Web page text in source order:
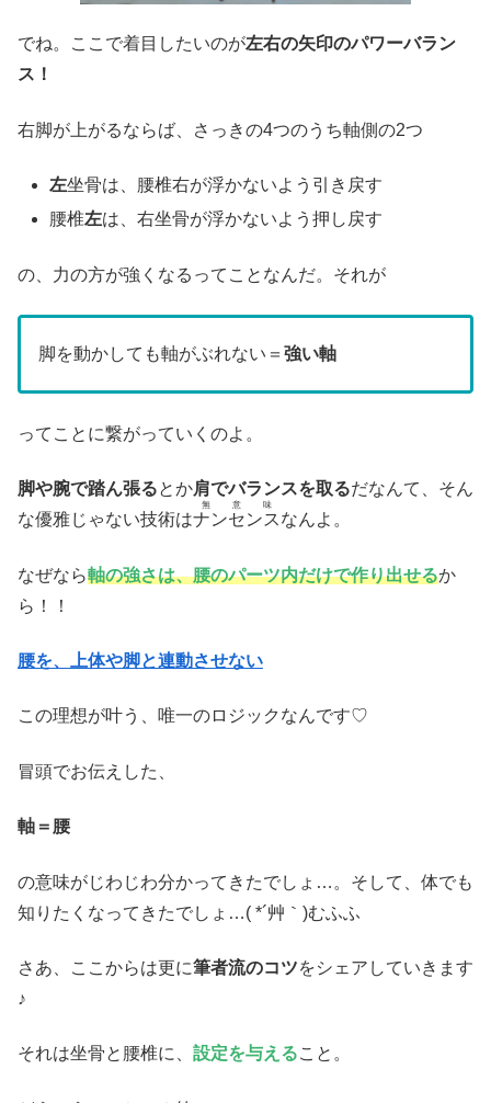
でね。ここで着目したいのが左右の矢印のパワーバラン
ス！
右脚が上がるならば、さっきの4つのうち軸側の2つ
左坐骨は、腰椎右が浮かないよう引き戻す
腰椎左は、右坐骨が浮かないよう押し戻す
の、力の方が強くなるってことなんだ。それが
脚を動かしても軸がぶれない＝ 強い軸
ってことに繋がっていくのよ。
脚や腕で踏ん張るとか肩でバランスを取るだなんて、そん
な優雅じゃない技術はナンセンス
無意味
なんよ。
なぜなら軸の強さは、腰のパーツ内だけで作り出せるか
ら！！
腰を、上体や脚と連動させない
この理想が叶う、唯一のロジックなんです♡
冒頭でお伝えした、
軸＝腰
の意味がじわじわ分かってきたでしょ…。そして、体でも
知りたくなってきたでしょ…( *´艸｀)むふふ
さあ、ここからは更に筆者流のコツをシェアしていきます
♪
それは坐骨と腰椎に、 設定を与えること。